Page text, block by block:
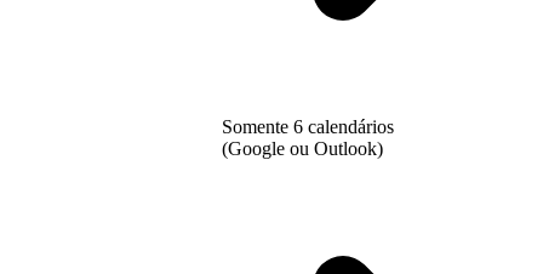
Somente 6 calendários
(Google ou Outlook)